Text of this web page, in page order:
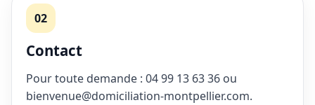
02
Contact
Pour toute demande : 04 99 13 63 36 ou
bienvenue@domiciliation-montpellier.com.